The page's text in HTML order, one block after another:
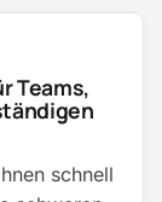
Teams,
schnell